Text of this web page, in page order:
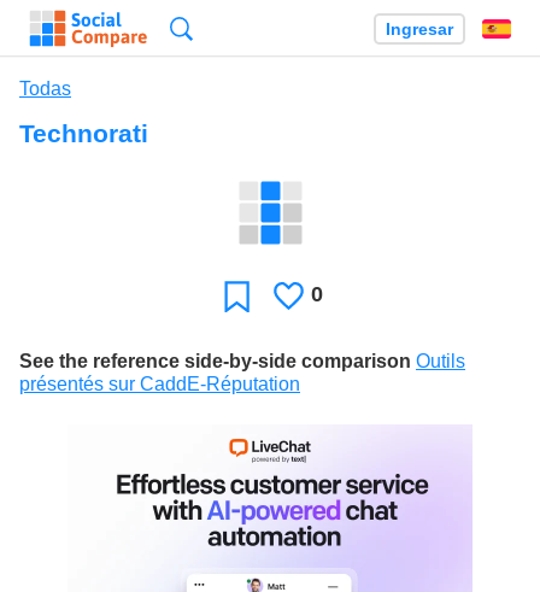
Ingresar
Todas
Technorati
Favoritos
Le
0
See the reference side-by-side comparison Outils
présentés sur CaddE-Réputation